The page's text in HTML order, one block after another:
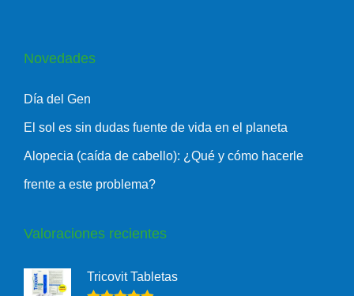
Novedades
Día del Gen
El sol es sin dudas fuente de vida en el planeta
Alopecia (caída de cabello): ¿Qué y cómo hacerle
frente a este problema?
Valoraciones recientes
Tricovit Tabletas